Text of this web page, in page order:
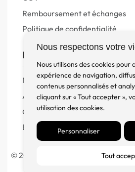
Nous respectons votre
Nous utilisons des cookies
expérience de navigation,
contenus personnalisés et
cliquant sur « Tout accepter »,
utilisation des cookies.
Personnaliser
Tout
Remboursement et échanges
Politique de confidentialité
FM Diffusion
Mentions Légales
À propos
Contact
Blog
© 2023 France Major Diffusion –